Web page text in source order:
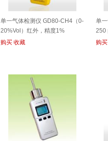
单一气体检测仪 GD80-CH4（0-
20%Vol）红外，精度1%
购买 收藏
单
250
购买